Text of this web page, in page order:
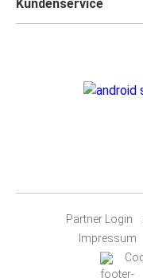
Kundenservice
Partner Login
Impressum